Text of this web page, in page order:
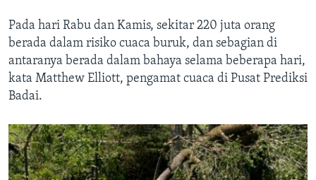
Pada hari Rabu dan Kamis, sekitar 220 juta orang
berada dalam risiko cuaca buruk, dan sebagian di
antaranya berada dalam bahaya selama beberapa hari,
kata Matthew Elliott, pengamat cuaca di Pusat Prediksi
Badai.